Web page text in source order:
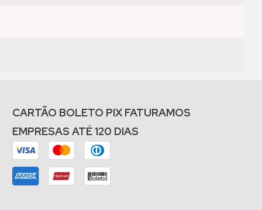
CARTÃO BOLETO PIX FATURAMOS
EMPRESAS ATÉ 120 DIAS